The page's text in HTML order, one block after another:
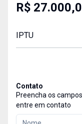
R$
IPTU
Contato
Preencha os
entre em contato